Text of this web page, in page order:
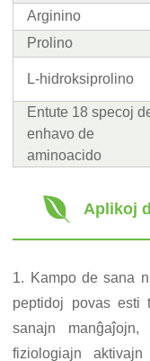
Arginino
Prolino
L-hidroksiprolino
Entute 18 specoj
enhavo de
aminoacido
Aplikoj
1. Kampo de sana
peptidoj povas esti
sanajn
fiziologiajn